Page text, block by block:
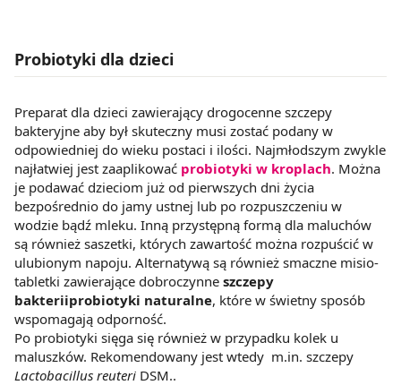
Probiotyki dla dzieci
Preparat dla dzieci zawierający drogocenne szczepy
bakteryjne aby był skuteczny musi zostać podany w
odpowiedniej do wieku postaci i ilości. Najmłodszym zwykle
najłatwiej jest zaaplikować probiotyki w kroplach. Można
je podawać dzieciom już od pierwszych dni życia
bezpośrednio do jamy ustnej lub po rozpuszczeniu w
wodzie bądź mleku. Inną przystępną formą dla maluchów
są również saszetki, których zawartość można rozpuścić w
ulubionym napoju. Alternatywą są również smaczne misio-
tabletki zawierające dobroczynne szczepy
bakteriiprobiotyki naturalne, które w świetny sposób
wspomagają odporność.
Po probiotyki sięga się również w przypadku kolek u
maluszków. Rekomendowany jest wtedy m.in. szczepy
Lactobacillus reuteri DSM..